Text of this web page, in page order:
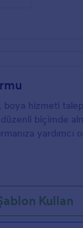
boya hizmeti
biçimde
yardımcı
Kullan